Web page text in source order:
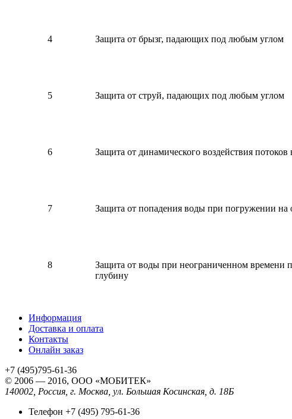
4 Защита от брызг, падающих под любым углом
5 Защита от струй, падающих под любым углом
6 Защита от динамического воздействия
7 Защита от попадения воды при погружении на
8
Защита от воды при неограниченном времени
глубину
Информация
Доставка и оплата
Контакты
Онлайн заказ
+7 (495)795-61-36
© 2006 — 2016, ООО «МОБИТЕК»
140002, Россия, г. Москва, ул. Большая Косинская, д. 18Б
Телефон +7 (495) 795-61-36